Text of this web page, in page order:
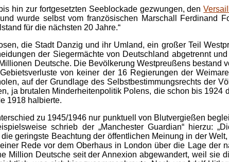
hin zur fortgesetzten Seeblockade gezwungen, den
wurde selbst vom französischen Marschall Ferdinand
für die nächsten 20 Jahre.“
die Stadt Danzig und ihr Umland, ein großer Teil
der Siegermächte von Deutschland abgetrennt
Deutsche. Die Bevölkerung Westpreußens bestand
von keiner der 16 Regierungen der
auf der Grundlage des Selbstbestimmungsrechts der
ja brutalen Minderheitenpolitik Polens, die schon bis 1924
1918 halbierte.
zu 1945/1946 nur punktuell von Blutvergießen
schrieb der „Manchester Guardian“ hierzu:
geringste Beachtung der öffentlichen Meinung in der
Rede vor dem Oberhaus in London über die Lage der
Million Deutsche seit der Annexion abgewandert, weil sie